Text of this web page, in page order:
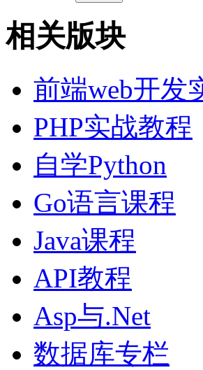
相关版块
前端web开发
PHP实战教程
自学Python
Go语言课程
Java课程
API教程
Asp与.Net
数据库专栏